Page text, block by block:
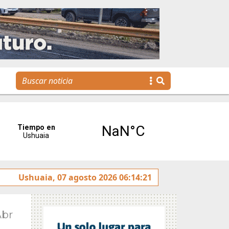
Se realizó la reunión de Labor Parlamentaria previa a la
Ushuaia, 07 agosto 2026 06:14:21